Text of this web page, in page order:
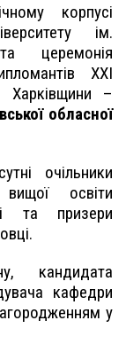
корпусі
ім.
церемонія
ХХІ
Харківщини –
обласної
очільники
освіти
та призери
кандидата
кафедри
у